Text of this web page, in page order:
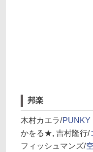
邦楽
木村カエラ/PUNKY
かをる★, 吉村隆行/
フィッシュマンズ/